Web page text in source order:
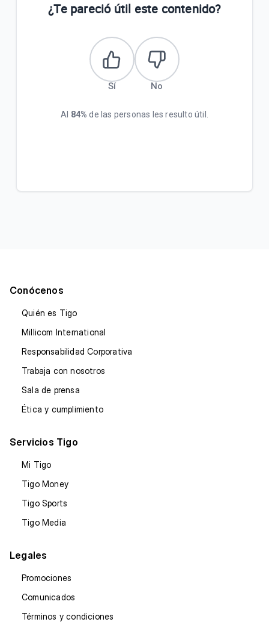
¿Te pareció útil este contenido?
Sí No
Al 84% de las personas les resulto útil.
Conócenos
Quién es Tigo
Millicom International
Responsabilidad Corporativa
Trabaja con nosotros
Sala de prensa
Ética y cumplimiento
Servicios Tigo
Mi Tigo
Tigo Money
Tigo Sports
Tigo Media
Legales
Promociones
Comunicados
Términos y condiciones